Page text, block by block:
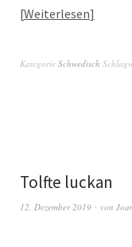
Weiterlesen
Kategorie Schwedisch
Tolfte luckan
12. Dezember 2019 von